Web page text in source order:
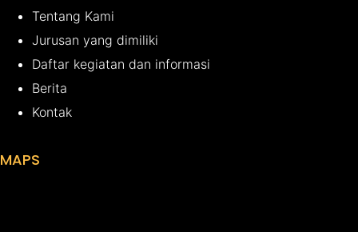
Tentang Kami
Jurusan yang dimiliki
Daftar kegiatan dan informasi
Berita
Kontak
MAPS